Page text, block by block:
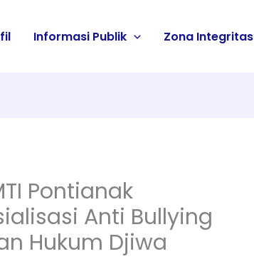
Informasi Publik Zona Integritas
Pontianak
Anti Bullying
Hukum Djiwa